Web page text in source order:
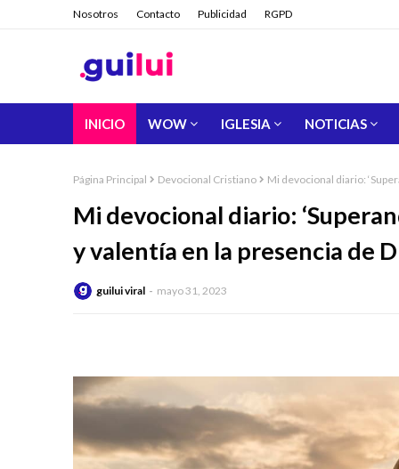
Nosotros Contacto Publicidad RGPD
INICIO WOW IGLESIA NOTICIAS
Página Principal Devocional Cristiano Mi devocional diario:
Mi devocional diario:
y valentía en la presencia de
guilui viral mayo 31, 2023